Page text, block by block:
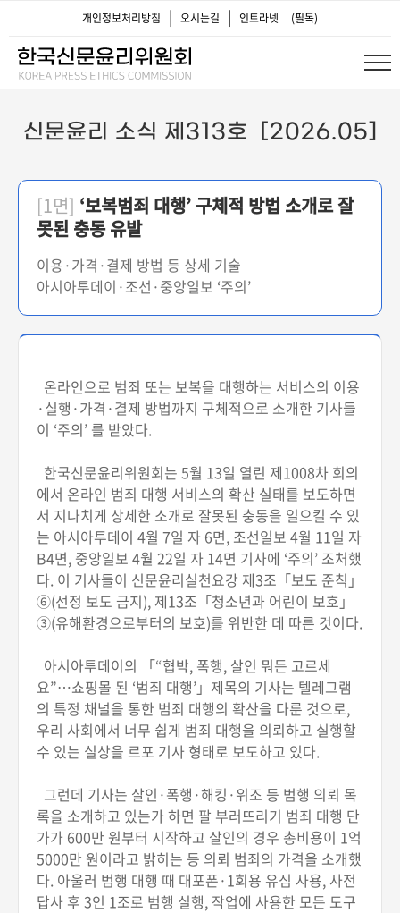
개인정보처리방침 | 오시는길 | 인트라넷 (필독)
신문윤리 소식 제313호 [2026.05]
[1면] ‘보복범죄 대행’ 구체적 방법 소개로 잘
못된 충동 유발
이용·가격·결제 방법 등 상세 기술
아시아투데이·조선·중앙일보 ‘주의’
온라인으로 범죄 또는 보복을 대행하는 서비스의 이용
·실행·가격·결제 방법까지 구체적으로 소개한 기사들
이 ‘주의’ 를 받았다.
한국신문윤리위원회는 5월 13일 열린 제1008차 회의
에서 온라인 범죄 대행 서비스의 확산 실태를 보도하면
서 지나치게 상세한 소개로 잘못된 충동을 일으킬 수 있
는 아시아투데이 4월 7일 자 6면, 조선일보 4월 11일 자
B4면, 중앙일보 4월 22일 자 14면 기사에 ‘주의’ 조처했
다. 이 기사들이 신문윤리실천요강 제3조「보도 준칙」
⑥(선정 보도 금지), 제13조「청소년과 어린이 보호」
③(유해환경으로부터의 보호)를 위반한 데 따른 것이다.
아시아투데이의 「“협박, 폭행, 살인 뭐든 고르세
요”…쇼핑몰 된 ‘범죄 대행’」제목의 기사는 텔레그램
의 특정 채널을 통한 범죄 대행의 확산을 다룬 것으로,
우리 사회에서 너무 쉽게 범죄 대행을 의뢰하고 실행할
수 있는 실상을 르포 기사 형태로 보도하고 있다.
그런데 기사는 살인·폭행·해킹·위조 등 범행 의뢰 목
록을 소개하고 있는가 하면 팔 부러뜨리기 범죄 대행 단
가가 600만 원부터 시작하고 살인의 경우 총비용이 1억
5000만 원이라고 밝히는 등 의뢰 범죄의 가격을 소개했
다. 아울러 범행 대행 때 대포폰·1회용 유심 사용, 사전
답사 후 3인 1조로 범행 실행, 작업에 사용한 모든 도구